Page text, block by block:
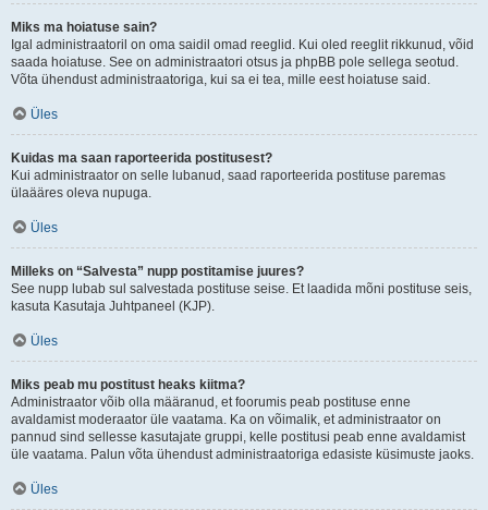
Miks ma hoiatuse sain?
Igal administraatoril on oma saidil omad reeglid. Kui oled reeglit rikkunud, võid
saada hoiatuse. See on administraatori otsus ja phpBB pole sellega seotud.
Võta ühendust administraatoriga, kui sa ei tea, mille eest hoiatuse said.
Üles
Kuidas ma saan raporteerida postitusest?
Kui administraator on selle lubanud, saad raporteerida postituse paremas
ülaääres oleva nupuga.
Üles
Milleks on “Salvesta” nupp postitamise juures?
See nupp lubab sul salvestada postituse seise. Et laadida mõni postituse seis,
kasuta Kasutaja Juhtpaneel (KJP).
Üles
Miks peab mu postitust heaks kiitma?
Administraator võib olla määranud, et foorumis peab postituse enne
avaldamist moderaator üle vaatama. Ka on võimalik, et administraator on
pannud sind sellesse kasutajate gruppi, kelle postitusi peab enne avaldamist
üle vaatama. Palun võta ühendust administraatoriga edasiste küsimuste jaoks.
Üles